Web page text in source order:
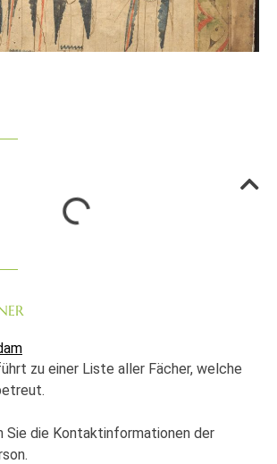
zu einer Liste aller Fächer, welche
Sie die Kontaktinformationen der